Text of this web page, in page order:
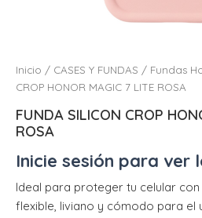
Inicio / CASES Y FUNDAS / Fundas
CROP HONOR MAGIC 7 LITE ROSA
FUNDA SILICON CROP
ROSA
Inicie sesión para ver
Ideal para proteger tu celular con
flexible, liviano y cómodo para el